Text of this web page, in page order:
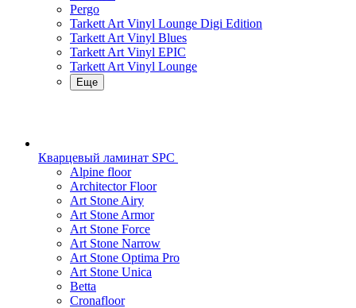
Pergo
Tarkett Art Vinyl Lounge Digi Edition
Tarkett Art Vinyl Blues
Tarkett Art Vinyl EPIC
Tarkett Art Vinyl Lounge
Еще
Кварцевый ламинат SPC
Alpine floor
Architector Floor
Art Stone Airy
Art Stone Armor
Art Stone Force
Art Stone Narrow
Art Stone Optima Pro
Art Stone Unica
Betta
Cronafloor